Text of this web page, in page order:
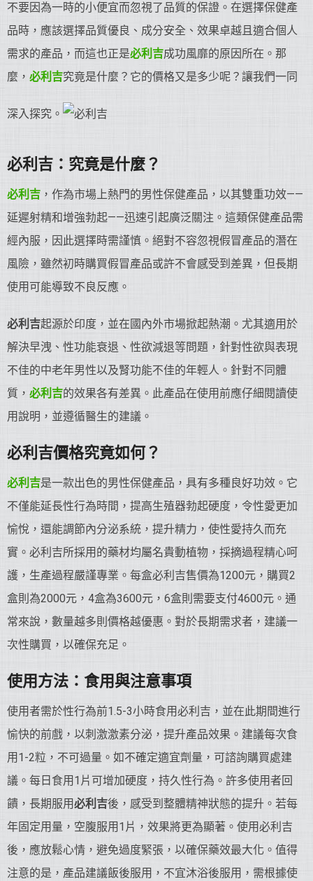
不要因為一時的小便宜而忽視了品質的保證。在選擇保健產
品時，應該選擇品質優良、成分安全、效果卓越且適合個人
需求的產品，而這也正是必利吉成功風靡的原因所在。那
麼， 必利吉究竟是什麼？它的價格又是多少呢？讓我們一同
深入探究。
必利吉：究竟是什麼？
必利吉 ，作為市場上熱門的男性保健產品，以其雙重功效——
延遲射精和增強勃起——迅速引起廣泛關注。這類保健產品需
經內服，因此選擇時需謹慎。絕對不容忽視假冒產品的潛在
風險，雖然初時購買假冒產品或許不會感受到差異，但長期
使用可能導致不良反應。
必利吉起源於印度，並在國內外市場掀起熱潮。尤其適用於
解決早洩、性功能衰退、性欲減退等問題，針對性欲與表現
不佳的中老年男性以及腎功能不佳的年輕人。針對不同體
質， 必利吉的效果各有差異。此產品在使用前應仔細閱讀使
用說明，並遵循醫生的建議。
必利吉價格究竟如何？
必利吉是一款出色的男性保健產品，具有多種良好功效。它
不僅能延長性行為時間，提高生殖器勃起硬度，令性愛更加
愉悅，還能調節內分泌系統，提升精力，使性愛持久而充
實。必利吉所採用的藥材均屬名貴動植物，採摘過程精心呵
護，生產過程嚴謹專業。每盒必利吉售價為1200元，購買2
盒則為2000元，4盒為3600元，6盒則需要支付4600元。通
常來說，數量越多則價格越優惠。對於長期需求者，建議一
次性購買，以確保充足。
使用方法：食用與注意事項
使用者需於性行為前1.5-3小時食用必利吉，並在此期間進行
愉快的前戲，以刺激激素分泌，提升產品效果。建議每次食
用1-2粒，不可過量。如不確定適宜劑量，可諮詢購買處建
議。每日食用1片可增加硬度，持久性行為。許多使用者回
饋，長期服用必利吉後，感受到整體精神狀態的提升。若每
年固定用量，空腹服用1片，效果將更為顯著。使用必利吉
後，應放鬆心情，避免過度緊張，以確保藥效最大化。值得
注意的是，產品建議飯後服用，不宜沐浴後服用，需根據使